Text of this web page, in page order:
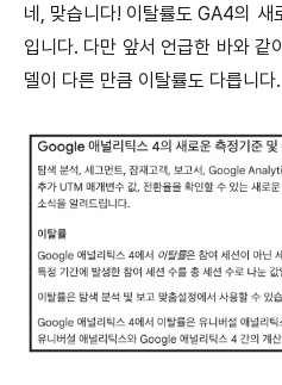
네, 맞습니다! 이탈률도 GA4의 새
입니다. 다만 앞서 언급한 바와 같
델이 다른 만큼 이탈률도 다릅니다.